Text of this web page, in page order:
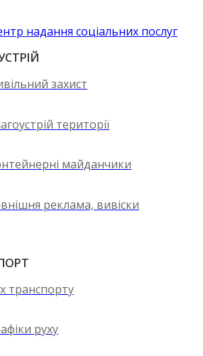
надання соціальних послуг
захист
території
майданчики
реклама, вивіски
транспорту
руху